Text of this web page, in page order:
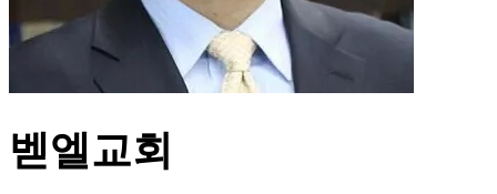
벧엘교회